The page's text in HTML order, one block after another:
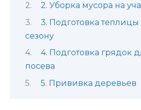
2. Уборка мусора на
3. Подготовка
сезону
4. Подготовка грядок
посева
5. Прививка деревьев